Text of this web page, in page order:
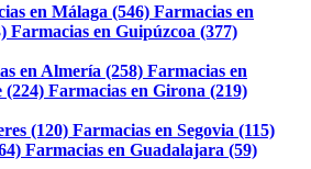
en Málaga (546) Farmacias en
Farmacias en Guipúzcoa (377)
en Almería (258) Farmacias en
(224) Farmacias en Girona (219)
(120) Farmacias en Segovia (115)
Farmacias en Guadalajara (59)